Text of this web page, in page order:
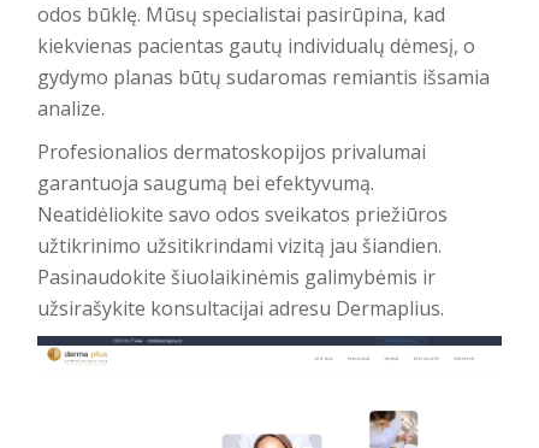
odos būklę. Mūsų specialistai pasirūpina, kad
kiekvienas pacientas gautų individualų dėmesį, o
gydymo planas būtų sudaromas remiantis išsamia
analize.
Profesionalios dermatoskopijos privalumai
garantuoja saugumą bei efektyvumą.
Neatidėliokite savo odos sveikatos priežiūros
užtikrinimo užsitikrindami vizitą jau šiandien.
Pasinaudokite šiuolaikinėmis galimybėmis ir
užsirašykite konsultacijai adresu Dermaplius.